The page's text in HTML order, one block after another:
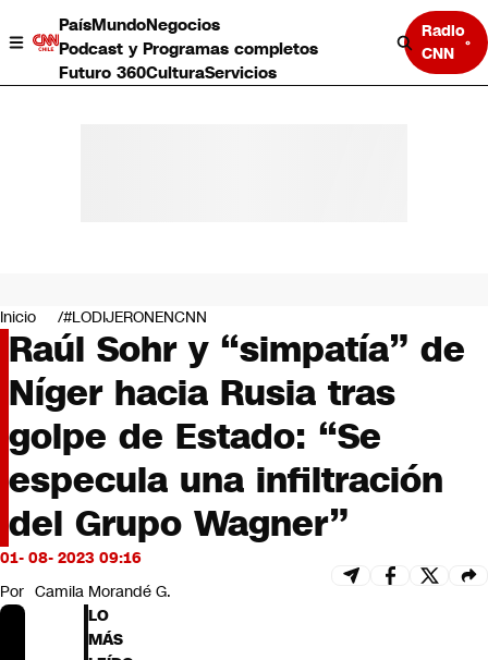
PaísMundoNegocios
Podcast y Programas completos
Futuro 360CulturaServicios
Radio
CNN
Negocios
Deportes
Programas completos
Cultura
Servicios
Bits
CNN Data
CNN tiempo
Futuro 360
Opinión
Inicio #LODIJERONENCNN
Raúl Sohr y “simpatía” de
Níger hacia Rusia tras
golpe de Estado: “Se
especula una infiltración
del Grupo Wagner”
01- 08- 2023 09:16
Por Camila Morandé G.
LO
MÁS